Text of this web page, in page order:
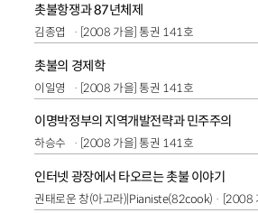
촛불항쟁과 87년체제
김종엽 [2008 가을] 통권 141호
촛불의 경제학
이일영 [2008 가을] 통권 141호
이명박정부의 지역개발전략과 민주주의
하승수 [2008 가을] 통권 141호
인터넷 광장에서 타오르는 촛불 이야기
권태로운 창(아고라)|Pianiste(82cook) [2008